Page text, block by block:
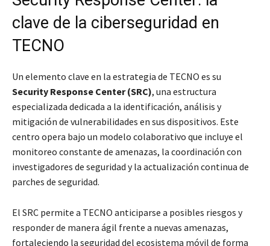
clave de la ciberseguridad en
TECNO
Un elemento clave en la estrategia de TECNO es su
Security Response Center (SRC), una estructura
especializada dedicada a la identificación, análisis y
mitigación de vulnerabilidades en sus dispositivos. Este
centro opera bajo un modelo colaborativo que incluye el
monitoreo constante de amenazas, la coordinación con
investigadores de seguridad y la actualización continua de
parches de seguridad.
El SRC permite a TECNO anticiparse a posibles riesgos y
responder de manera ágil frente a nuevas amenazas,
fortaleciendo la seguridad del ecosistema móvil de forma